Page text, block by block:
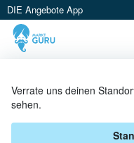
DIE Angebote App
Verrate uns deinen
sehen.
PEDIGREE